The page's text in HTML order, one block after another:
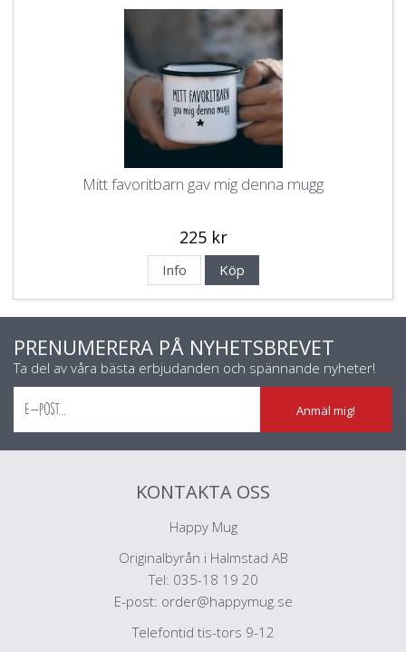
Mitt favoritbarn gav mig denna mugg
225 kr
Info Köp
PRENUMERERA PÅ NYHETSBREVET
Ta del av våra bästa erbjudanden och spännande nyheter!
Anmäl mig!
KONTAKTA OSS
Happy Mug
Originalbyrån i Halmstad AB
Tel: 035-18 19 20
E-post: order@happymug.se
Telefontid tis-tors 9-12